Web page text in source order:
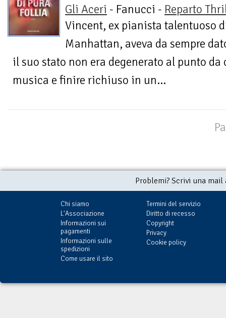
Gli Aceri - Fanucci - Reparto
Vincent, ex pianista talentuoso
Manhattan, aveva da sempre
il suo stato non era degenerato al punto
musica e finire richiuso in un...
Problemi? Scrivi una
Chi siamo
L'Associazione
Informazioni sui
pagamenti
Informazioni sulle
spedizioni
Come usare il sito
Termini del servizio
Diritto di recesso
Copyright
Privacy
Cookie policy